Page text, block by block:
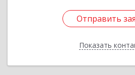
Отправить
Показать
Отправить
Назад